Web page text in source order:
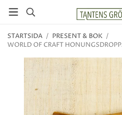
STARTSIDA / PRESENT & BOK /
WORLD OF CRAFT